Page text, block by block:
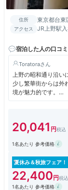
住所 東京都台
アクセス
JR上野駅
分
宿泊した人の口コミ
Toratora
上野の昭和通り沿い
少し繁華街からは外
境が魅力的です。
こちらはキッチンが
浴槽付きのお風呂で
ランドリーもあるの
20,041
1名あたり 参考価格
夏休み＆秋旅フェア！
22,400
1名あたり 参考価格